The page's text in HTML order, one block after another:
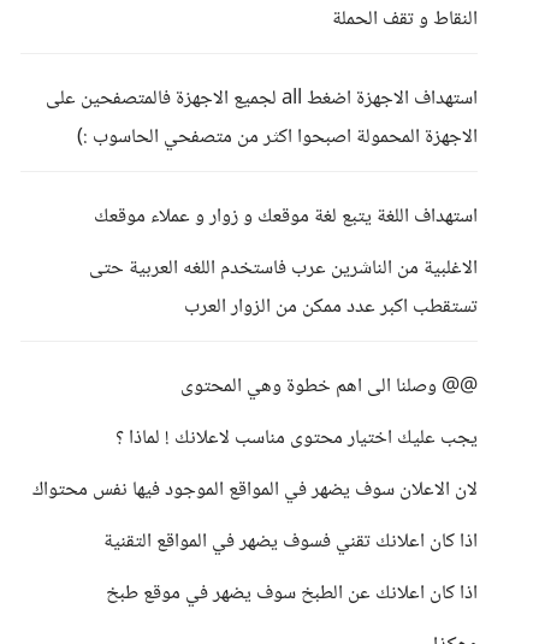
النقاط و تقف الحملة
استهداف الاجهزة اضغط all لجميع الاجهزة فالمتصفحين على
الاجهزة المحمولة اصبحوا اكثر من متصفحي الحاسوب :)
استهداف اللغة يتبع لغة موقعك و زوار و عملاء موقعك
الاغلبية من الناشرين عرب فاستخدم اللغه العربية حتى
تستقطب اكبر عدد ممكن من الزوار العرب
@@ وصلنا الى اهم خطوة وهي المحتوى
يجب عليك اختيار محتوى مناسب لاعلانك ! لماذا ؟
لان الاعلان سوف يضهر في المواقع الموجود فيها نفس محتواك
اذا كان اعلانك تقني فسوف يضهر في المواقع التقنية
اذا كان اعلانك عن الطبخ سوف يضهر في موقع طبخ